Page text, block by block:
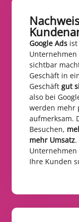
Google Ads
sichtbar
Geschäft in
Geschäft gut
also bei
werden mehr
aufmerksam.
Besuchen,
mehr Umsatz
Unternehmen
Ihre Kunden